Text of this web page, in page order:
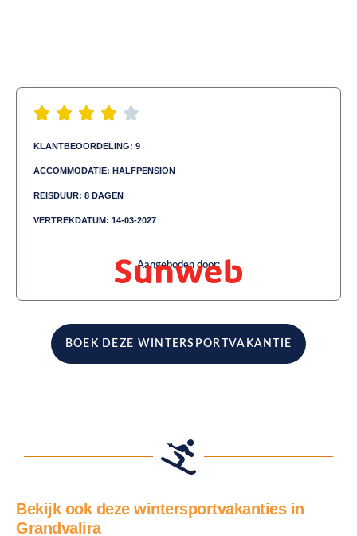
KLANTBEOORDELING: 9
ACCOMMODATIE: HALFPENSION
REISDUUR: 8 DAGEN
VERTREKDATUM: 14-03-2027
Aangeboden door:
BOEK DEZE WINTERSPORTVAKANTIE
Bekijk ook deze wintersportvakanties in
Grandvalira